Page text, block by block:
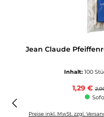
Jean Claude
Inhalt: 100
1,29 €
Preise inkl. MwSt. zzgl.